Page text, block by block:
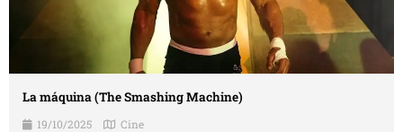
La máquina (The Smashing Machine)
19/10/2025 Cine